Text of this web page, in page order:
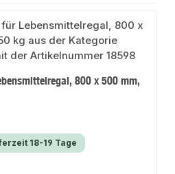
800 x 500 mm,
18-19 Tage